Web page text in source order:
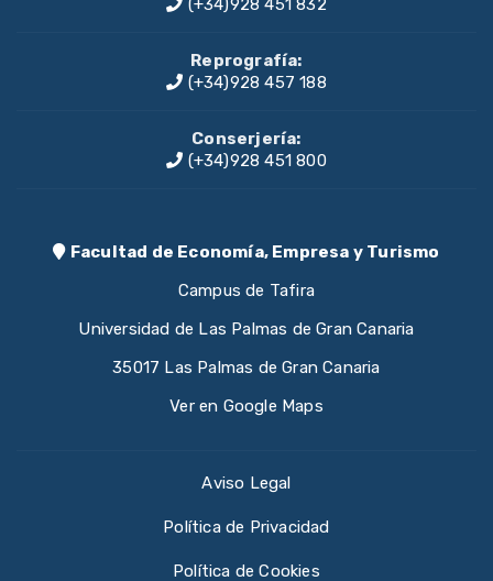
(+34)928 451 832
Reprografía:
(+34)928 457 188
Conserjería:
(+34)928 451 800
Facultad de Economía, Empresa y Turismo
Campus de Tafira
Universidad de Las Palmas de Gran Canaria
35017 Las Palmas de Gran Canaria
Ver en Google Maps
Aviso Legal
Política de Privacidad
Política de Cookies